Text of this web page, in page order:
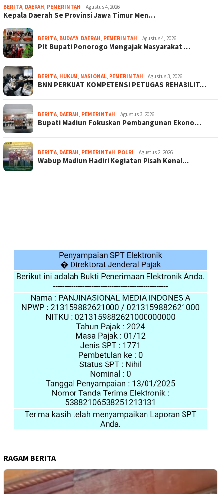
BERITA, DAERAH, PEMERINTAH Agustus 4, 2026
Kepala Daerah Se Provinsi Jawa Timur Men…
BERITA, BUDAYA, DAERAH, PEMERINTAH Agustus 4, 2026
Plt Bupati Ponorogo Mengajak Masyarakat …
BERITA, HUKUM, NASIONAL, PEMERINTAH Agustus 3, 2026
BNN PERKUAT KOMPETENSI PETUGAS REHABILIT…
BERITA, DAERAH, PEMERINTAH Agustus 3, 2026
Bupati Madiun Fokuskan Pembangunan Ekono…
BERITA, DAERAH, PEMERINTAH, POLRI Agustus 2, 2026
Wabup Madiun Hadiri Kegiatan Pisah Kenal…
RAGAM BERITA